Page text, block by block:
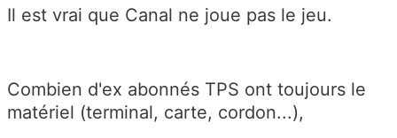
Il est vrai que Canal ne joue pas le jeu.
Combien d'ex abonnés TPS ont toujours le
matériel (terminal, carte, cordon...),